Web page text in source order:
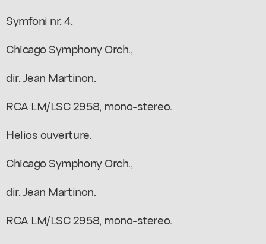
Symfoni nr. 4.
Chicago Symphony Orch.,
dir. Jean Martinon.
RCA LM/LSC 2958, mono-stereo.
Helios ouverture.
Chicago Symphony Orch.,
dir. Jean Martinon.
RCA LM/LSC 2958, mono-stereo.